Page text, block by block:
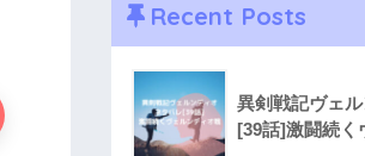
Recent Posts
異剣戦記ヴェ
[39話]激闘続く